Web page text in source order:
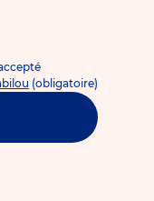
(obligatoire)